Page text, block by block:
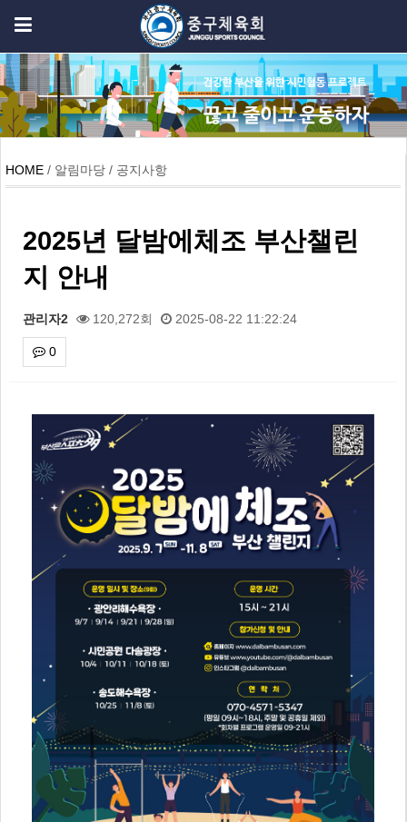
HOME / 알림마당 / 공지사항
2025년 달밤에체조 부산챌린
지 안내
관리자2 120,272회 2025-08-22 11:22:24
0